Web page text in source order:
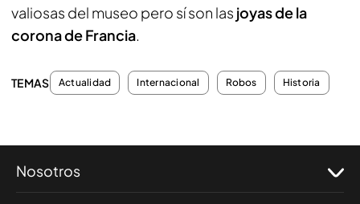
valiosas del museo pero sí son las joyas de la
corona de Francia.
TEMAS Actualidad Internacional Robos Historia
Nosotros